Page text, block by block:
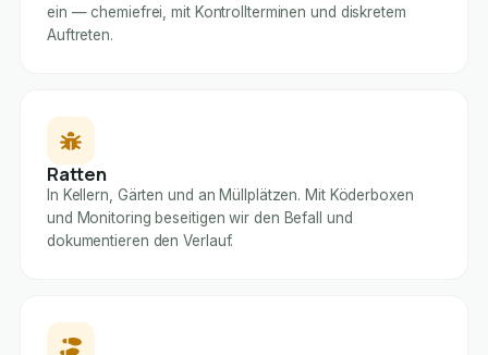
ein — chemiefrei, mit Kontrollterminen und diskretem
Auftreten.
Ratten
In Kellern, Gärten und an Müllplätzen. Mit Köderboxen
und Monitoring beseitigen wir den Befall und
dokumentieren den Verlauf.